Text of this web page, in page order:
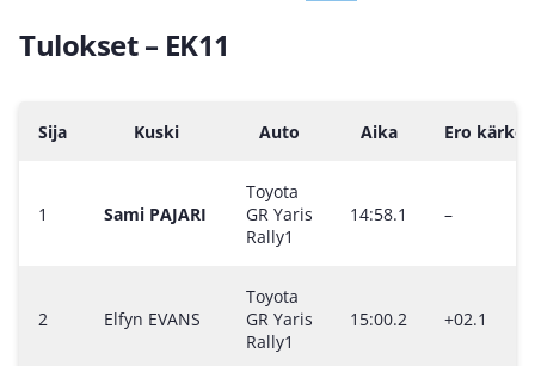
Tulokset – EK11
Sija Kuski Auto Aika Ero
1 Sami PAJARI
Toyota
GR Yaris
Rally1
14:58.1 –
2 Elfyn EVANS
Toyota
GR Yaris
Rally1
15:00.2 +02.1